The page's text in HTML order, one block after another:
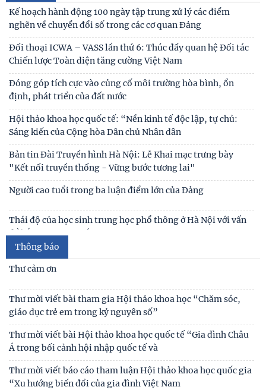
Kế hoạch hành động 100 ngày tập trung xử lý các điểm
nghẽn về chuyển đổi số trong các cơ quan Đảng
Đối thoại ICWA – VASS lần thứ 6: Thúc đẩy quan hệ Đối tác
Chiến lược Toàn diện tăng cường Việt Nam
Đóng góp tích cực vào củng cố môi trường hòa bình, ổn
định, phát triển của đất nước
Hội thảo khoa học quốc tế: “Nền kinh tế độc lập, tự chủ:
Sáng kiến của Cộng hòa Dân chủ Nhân dân
Bản tin Đài Truyền hình Hà Nội: Lễ Khai mạc trưng bày
"Kết nối truyền thống - Vững bước tương lai"
Người cao tuổi trong ba luận điểm lớn của Đảng
Thái độ của học sinh trung học phổ thông ở Hà Nội với vấn
đề bắt nạt trực tuyến
trị và Hành chính quốc gia Lào ký Thỏa
Chủ tịch Viện Hàn lâm Khoa học xã hội Việt Nam thăm và
làm việc tại Viện Khoa học Kinh tế và Xã hội
Lễ ký kết Thỏa thuận hợp tác giữa Viện Hàn lâm Khoa học xã
hội Việt Nam và Tỉnh ủy Cao Bằng
Thông báo
Thư cảm ơn
Thư mời viết bài tham gia Hội thảo khoa học “Chăm sóc,
giáo dục trẻ em trong kỷ nguyên số”
Thư mời viết bài Hội thảo khoa học quốc tế “Gia đình Châu
Á trong bối cảnh hội nhập quốc tế và
Thư mời viết báo cáo tham luận Hội thảo khoa học quốc gia
“Xu hướng biến đổi của gia đình Việt Nam